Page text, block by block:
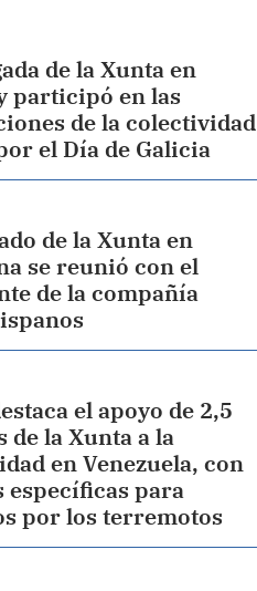
de la Xunta en
participó en las
de la colectividad
el Día de Galicia
de la Xunta en
se reunió con el
de la compañía
el apoyo de 2,5
de la Xunta a la
en Venezuela, con
específicas para
por los terremotos